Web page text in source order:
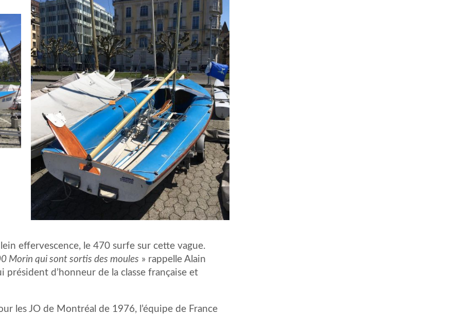
effervescence, le 470 surfe sur cette vague.
Morin qui sont sortis des moules » rappelle Alain
d’honneur de la classe française et
les JO de Montréal de 1976, l’équipe de France